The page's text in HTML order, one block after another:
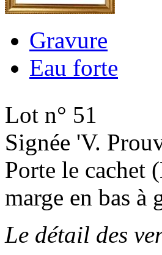
Gravure
Eau forte
Lot n° 51
Signée 'V.
Porte le cachet
marge en bas à
Le détail des